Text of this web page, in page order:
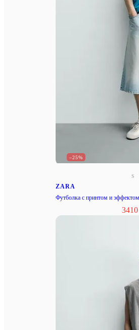
–25%
S
ZARA
Футболка с принтом и эффектом